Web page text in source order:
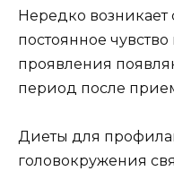
Нередко возникает
постоянное чувство
проявления
период после
Диеты для
головокружения